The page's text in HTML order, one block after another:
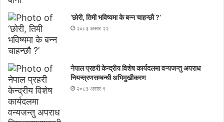
‘छोरी, तिमी भविष्यमा के बन्न चाहन्छौ ?’
२०८३ असार २२
नेपाल प्रहरी केन्द्रीय विशेष कार्यदलमा वन्यजन्तु अपराध
नियन्त्रणसम्बन्धी अभिमुखीकरण
२०८३ असार ९